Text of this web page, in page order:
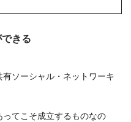
きる
ソーシャル・ネットワーキ
てこそ成立するものなの